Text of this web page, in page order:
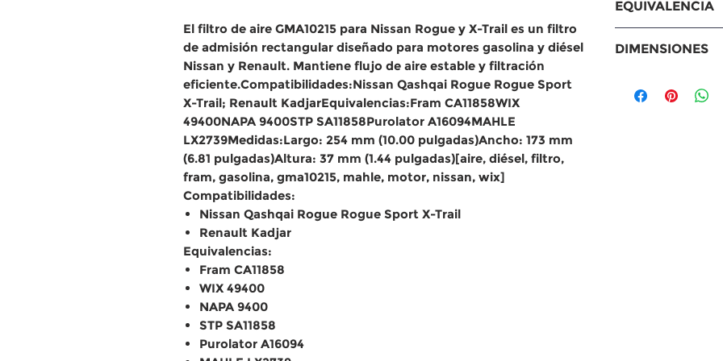
El filtro de aire GMA10215 para Nissan Rogue y X-Trail es un filtro
de admisión rectangular diseñado para motores gasolina y diésel
Nissan y Renault. Mantiene flujo de aire estable y filtración
eficiente.Compatibilidades:Nissan Qashqai Rogue Rogue Sport
X-Trail; Renault KadjarEquivalencias:Fram CA11858WIX
49400NAPA 9400STP SA11858Purolator A16094MAHLE
LX2739Medidas:Largo: 254 mm (10.00 pulgadas)Ancho: 173 mm
(6.81 pulgadas)Altura: 37 mm (1.44 pulgadas)[aire, diésel, filtro,
fram, gasolina, gma10215, mahle, motor, nissan, wix]
Compatibilidades:
Nissan Qashqai Rogue Rogue Sport X-Trail
Renault Kadjar
Equivalencias:
Fram CA11858
WIX 49400
NAPA 9400
STP SA11858
Purolator A16094
Nissan
Trail
Renault Kadjar
EQUIVALENCIA
Fram CA11858
NAPA 9400
DIMENSIONES
Largo: 254